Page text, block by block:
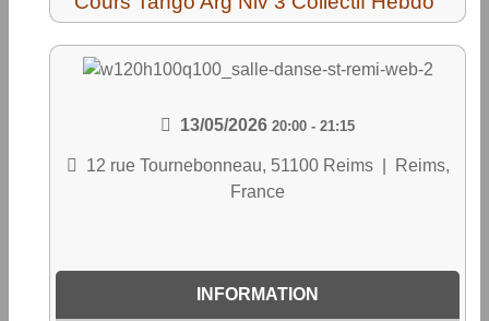
13/05/2026 20:00 - 21:15
12 rue Tournebonneau, 51100 Reims
Reims,
France
INFORMATION